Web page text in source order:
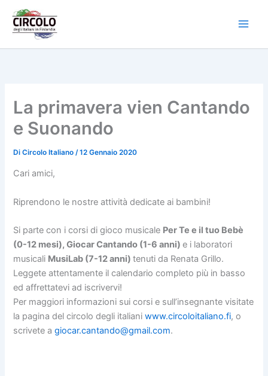
contenuto
La primavera vien Cantando
e Suonando
DiCircolo Italiano /12 Gennaio 2020
Cari amici,
Riprendono le nostre attività dedicate ai bambini!
Si parte con i corsi di gioco musicale Per Te e il tuo Bebè
(0-12 mesi), Giocar Cantando (1-6 anni)e i laboratori
musicali MusiLab (7-12 anni)tenuti da Renata Grillo.
Leggete attentamente il calendario completo più in basso
ed affrettatevi ad iscrivervi!
Per maggiori informazioni sui corsi e sull’insegnante visitate
la pagina del circolo degli italianiwww.circoloitaliano.fi, o
scrivete agiocar.cantando@gmail.com.